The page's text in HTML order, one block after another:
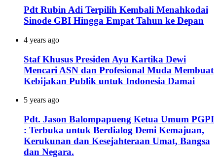
Pdt Rubin Adi Terpilih Kembali Menahkodai
Sinode GBI Hingga Empat Tahun ke Depan
4 years ago
Staf Khusus Presiden Ayu Kartika Dewi
Mencari ASN dan Profesional Muda Membuat
Kebijakan Publik untuk Indonesia Damai
5 years ago
Pdt. Jason Balompapueng Ketua Umum PGPI
: Terbuka untuk Berdialog Demi Kemajuan,
Kerukunan dan Kesejahteraan Umat, Bangsa
dan Negara.